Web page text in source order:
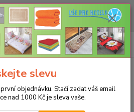
NAŠICH PRODUKTŮ ZA LEPŠÍ
Klikněte ZDE
CZK 0ks
za0 Kč
slevu
objednávku. Stačí zadat váš email
nad 1000 Kč je sleva vaše.